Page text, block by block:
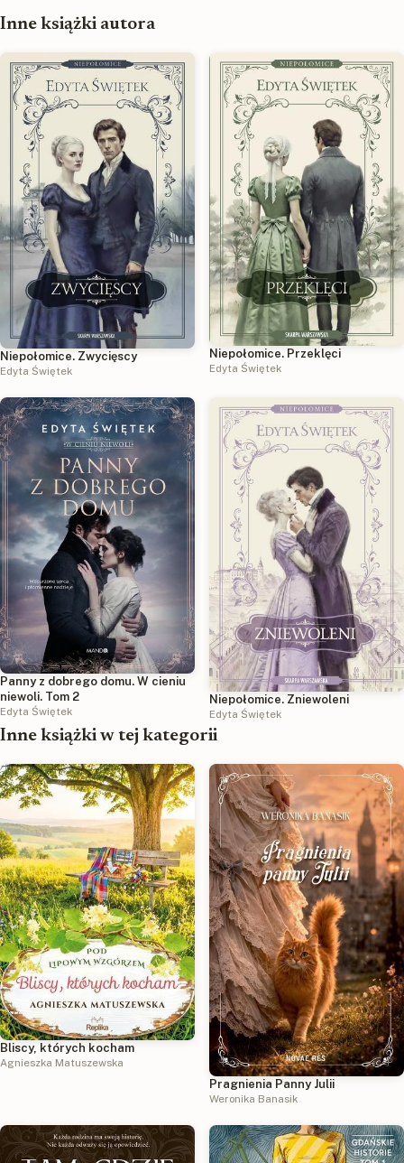
Inne książki autora
Niepołomice. Zwycięscy
Edyta Świętek
Niepołomice. Przeklęci
Edyta Świętek
Panny z dobrego domu. W cieniu
niewoli. Tom 2
Edyta Świętek
Niepołomice. Zniewoleni
Edyta Świętek
Inne książki w tej kategorii
Bliscy, których kocham
Agnieszka Matuszewska
Pragnienia Panny Julii
Weronika Banasik